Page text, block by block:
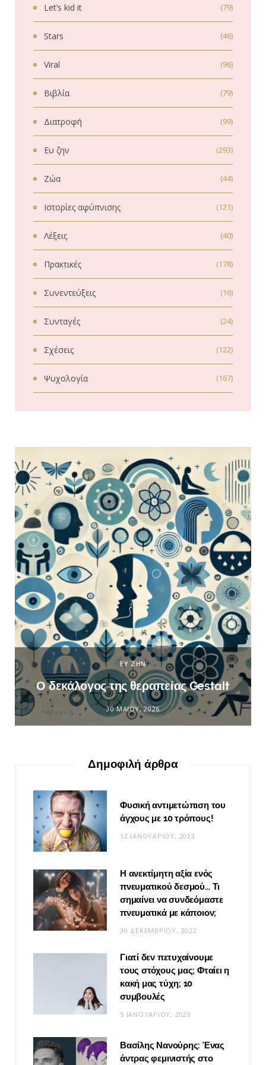
Let’s kid it (79)
Stars (46)
Viral (96)
Βιβλία (79)
Διατροφή (99)
Ευ ζην (293)
Ζώα (44)
Ιστορίες αφύπνισης (121)
Λέξεις (40)
Πρακτικές (178)
Συνεντεύξεις (16)
Συνταγές (24)
Σχέσεις (122)
Ψυχολογία (167)
ΕΥ ΖΗΝ
Ο δεκάλογος της θεραπείας Gestalt
30 ΜΑΪ́ΟΥ, 2026
Δημοφιλή άρθρα
Φυσική αντιμετώπιση του
άγχους με 10 τρόπους!
12 ΙΑΝΟΥΑΡΊΟΥ, 2023
Η ανεκτίμητη αξία ενός
πνευματικού δεσμού… Τι
σημαίνει να συνδεόμαστε
πνευματικά με κάποιον;
30 ΔΕΚΕΜΒΡΊΟΥ, 2022
Γιατί δεν πετυχαίνουμε
τους στόχους μας; Φταίει η
κακή μας τύχη; 10
συμβουλές
5 ΙΑΝΟΥΑΡΊΟΥ, 2023
Βασίλης Νανούρης: Ένας
άντρας φεμινιστής στο